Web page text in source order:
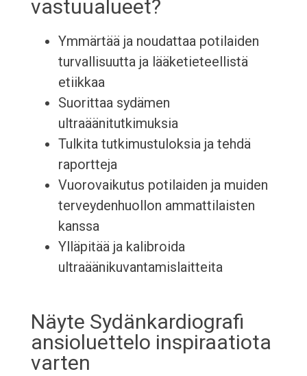
vastuualueet?
Ymmärtää ja noudattaa potilaiden
turvallisuutta ja lääketieteellistä
etiikkaa
Suorittaa sydämen
ultraäänitutkimuksia
Tulkita tutkimustuloksia ja tehdä
raportteja
Vuorovaikutus potilaiden ja muiden
terveydenhuollon ammattilaisten
kanssa
Ylläpitää ja kalibroida
ultraäänikuvantamislaitteita
Näyte Sydänkardiografi
ansioluettelo inspiraatiota
varten